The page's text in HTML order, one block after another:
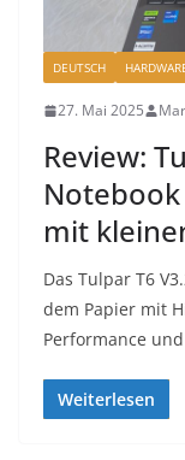
DEUTSCH
27. Mai 2025
Review:
mit
Das Tulpar T6
dem Papier mit
Performance
Weiterlesen